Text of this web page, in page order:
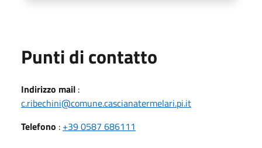
Punti di contatto
Indirizzo mail :
c.ribechini@comune.cascianatermelari.pi.it
Telefono : +39 0587 686111